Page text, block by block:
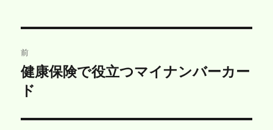
稿
ナ
ビ
前
前
の
稿:
健康保険で役立つマイナンバーカー
ド